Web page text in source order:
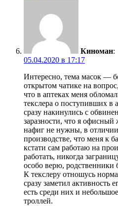
Киноман:
05.04.2020 в 17:17
Интересно, тема масок —
открытом чатике на
что в аптеках меня
текслера о поступивших в
сразу накинулись с
заразности, что я
нафиг не нужны, в отличии
производстве, что меня к
кстати сам работаю на
работать, никогда
особо верю, родственники
К текслеру отношусь
сразу заметил активность
есть среди них и
троллей.